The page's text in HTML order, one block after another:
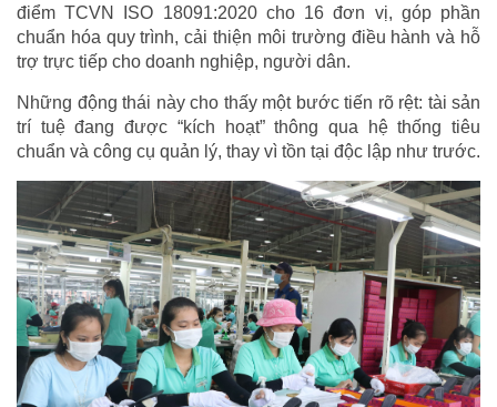
điểm TCVN ISO 18091:2020 cho 16 đơn vị, góp phần
chuẩn hóa quy trình, cải thiện môi trường điều hành và hỗ
trợ trực tiếp cho doanh nghiệp, người dân.
Những động thái này cho thấy một bước tiến rõ rệt: tài sản
trí tuệ đang được “kích hoạt” thông qua hệ thống tiêu
chuẩn và công cụ quản lý, thay vì tồn tại độc lập như trước.